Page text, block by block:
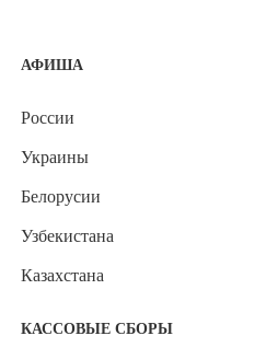
АФИША
России
Украины
Белорусии
Узбекистана
Казахстана
КАССОВЫЕ СБОРЫ